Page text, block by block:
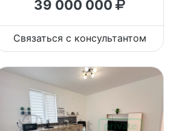
39 000 000
Связаться с консультантом